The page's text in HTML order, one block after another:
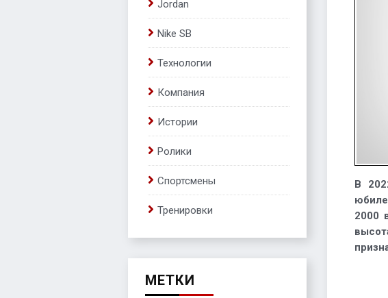
В
2000
Jordan
Nike SB
Технологии
Компания
Истории
Ролики
Спортсмены
Тренировки
МЕТКИ